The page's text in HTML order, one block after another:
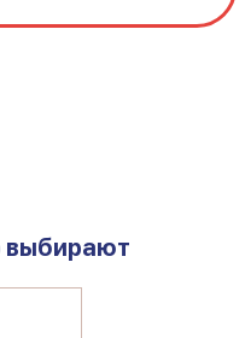
выбирают